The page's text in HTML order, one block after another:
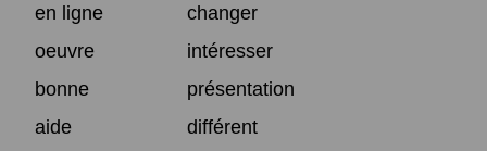
en ligne
changer
oeuvre
intéresser
bonne
présentation
aide
différent